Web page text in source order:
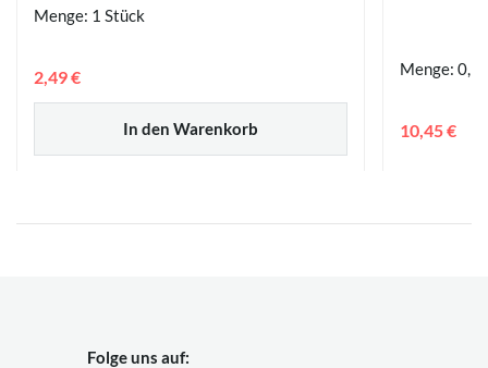
Menge: 1 Stück
In den Warenkorb
2,49 € Menge:
10,45 €
Folge uns auf: